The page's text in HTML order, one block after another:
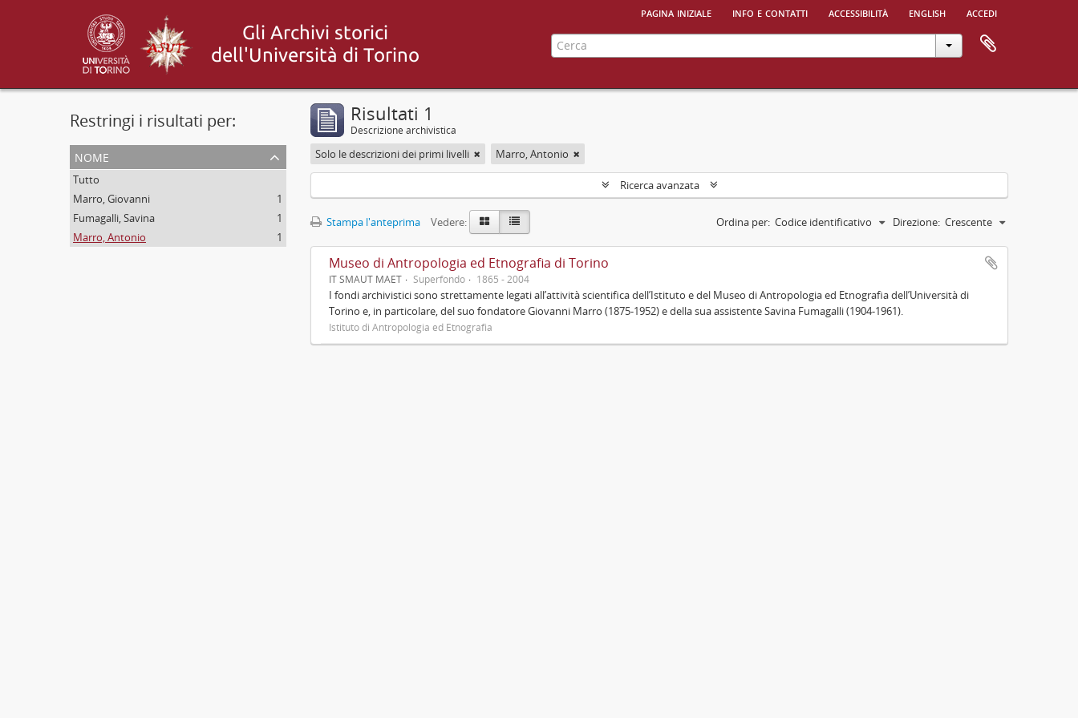
pagina iniziale info e contatti accessibilità english accedi
Restringi i risultati per:
nome
Tutto
Marro, Giovanni
1
Fumagalli, Savina
1
Marro, Antonio
1
Risultati 1
Descrizione archivistica
Solo le descrizioni dei primi livelli Marro, Antonio
Ricerca avanzata
Stampa l'anteprima Vedere: Ordina per: Codice identificativo Direzione: Crescente
Museo di Antropologia ed Etnografia di Torino
IT SMAUT MAET Superfondo 1865 - 2004
I fondi archivistici sono strettamente legati all’attività scientifica dell’Istituto e del Museo di Antropologia ed Etnografia dell’Università di
Torino e, in particolare, del suo fondatore Giovanni Marro (1875-1952) e della sua assistente Savina Fumagalli (1904-1961).
Istituto di Antropologia ed Etnografia